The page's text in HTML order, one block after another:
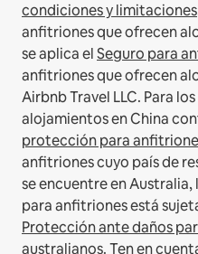
condiciones y limitaciones
anfitriones que ofrecen
se aplica elSeguro para
anfitriones que ofrecen
Airbnb Travel LLC. Para
alojamientos en China
protección para
anfitriones cuyo país de
se encuentre en
para anfitriones está
Protección ante daños
australianos. Ten en